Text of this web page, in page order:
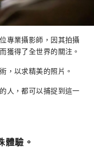
專業攝影師，因其拍攝
獲得了全世界的關注。
，以求精美的照片。
人，都可以捕捉到這一
體驗。